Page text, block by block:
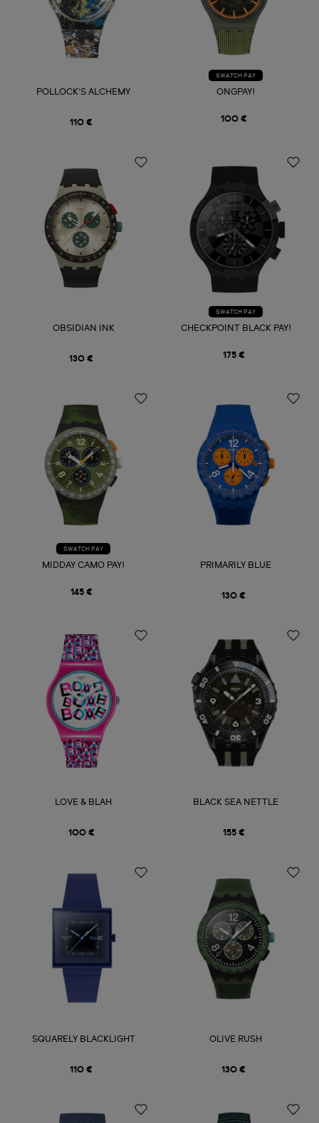
POLLOCK'S ALCHEMY
110 €
SWATCH PAY
ONGPAY!
100 €
OBSIDIAN INK
130 €
SWATCH PAY
CHECKPOINT BLACK PAY!
175 €
SWATCH PAY
MIDDAY CAMO PAY!
145 €
PRIMARILY BLUE
130 €
LOVE & BLAH
100 €
BLACK SEA NETTLE
155 €
SQUARELY BLACKLIGHT
110 €
OLIVE RUSH
130 €